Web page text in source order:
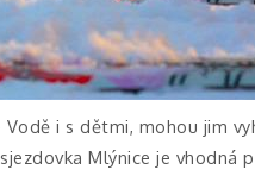
Vodě i s dětmi, mohou jim
Mlýnice je vhodná